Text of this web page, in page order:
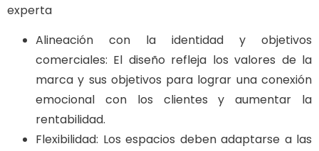
experta
Alineación con la identidad y objetivos
comerciales: El diseño refleja los valores de la
marca y sus objetivos para lograr una conexión
emocional con los clientes y aumentar la
rentabilidad.
Flexibilidad: Los espacios deben adaptarse a las